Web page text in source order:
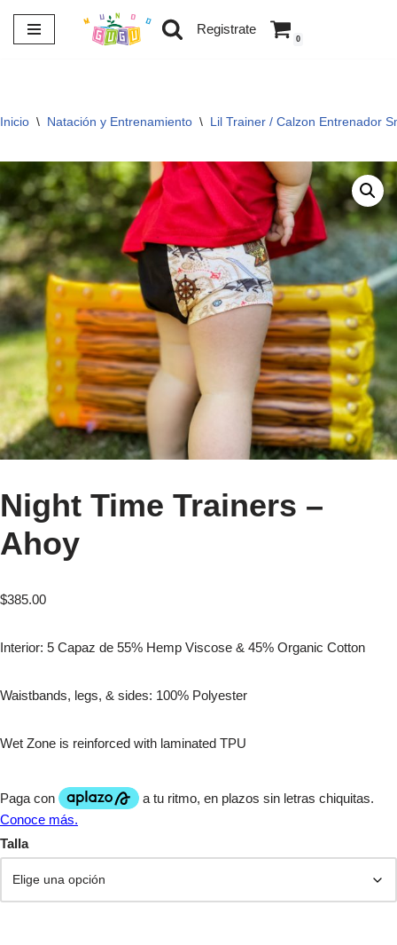
Saltar
Registrate
0
Inicio \ Natación y Entrenamiento \ Lil Trainer / Calzon Entrenador
Night Time Trainers –
Ahoy
$385.00
Interior: 5 Capaz de 55% Hemp Viscose & 45% Organic Cotton
Waistbands, legs, & sides: 100% Polyester
Wet Zone is reinforced with laminated TPU
Talla